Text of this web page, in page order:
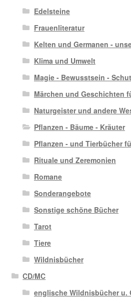
Edelsteine
Frauenliteratur
Kelten und Germanen -
Klima und Umwelt
Magie - Bewusstsein -
Märchen und Geschichten
Naturgeister und andere
Pflanzen - Bäume - Kräuter
Pflanzen - und Tierbücher
Rituale und Zeremonien
Romane
Sonderangebote
Sonstige schöne Bücher
Tarot
Tiere
Wildnisbücher
CD/MC
englische Wildnisbücher u.